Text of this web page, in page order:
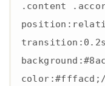
.content
color:#fffacd;/